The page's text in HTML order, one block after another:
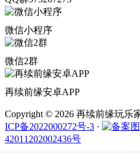
微信小程序
微信2群
再续前缘安卓APP
Copyright © 2026 再续前缘玩乐
ICP备2022000272号-3 ·
42011202002436号